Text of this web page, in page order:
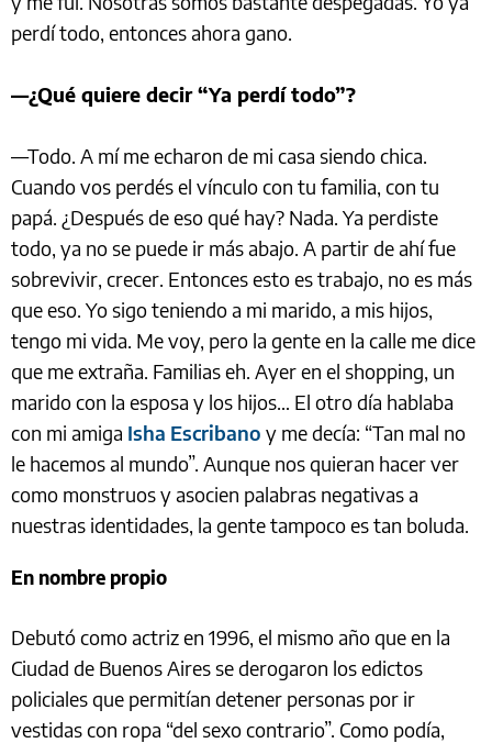
perdí todo, entonces ahora gano.
—¿Qué quiere decir “Ya perdí todo”?
—Todo. A mí me echaron de mi casa siendo chica.
Cuando vos perdés el vínculo con tu familia, con tu
papá. ¿Después de eso qué hay? Nada. Ya perdiste
todo, ya no se puede ir más abajo. A partir de ahí fue
sobrevivir, crecer. Entonces esto es trabajo, no es más
que eso. Yo sigo teniendo a mi marido, a mis hijos,
tengo mi vida. Me voy, pero la gente en la calle me dice
que me extraña. Familias eh. Ayer en el shopping, un
marido con la esposa y los hijos… El otro día hablaba
con mi amiga Isha Escribano y me decía: “Tan mal no
le hacemos al mundo”. Aunque nos quieran hacer ver
como monstruos y asocien palabras negativas a
nuestras identidades, la gente tampoco es tan boluda.
En nombre propio
Debutó como actriz en 1996, el mismo año que en la
Ciudad de Buenos Aires se derogaron los edictos
policiales que permitían detener personas por ir
vestidas con ropa “del sexo contrario”. Como podía,